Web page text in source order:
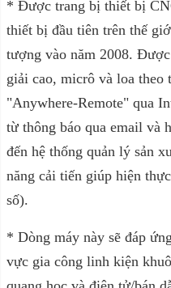
* Được trang bị thiết bị
thiết bị đầu tiên trên thế
tượng vào năm 2008.
giải cao, micrô và loa theo
"Anywhere-Remote" qua
từ thông báo qua email và
đến hệ thống quản lý sản
năng cải tiến giúp hiện
số).
* Dòng máy này sẽ đáp
vực gia công linh kiện